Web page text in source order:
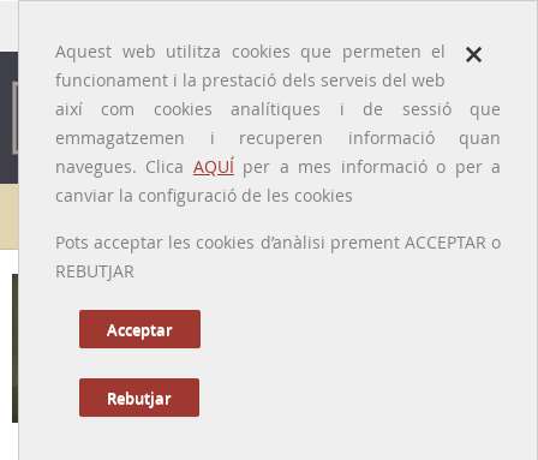
×
Aquest web utilitza cookies que permeten el
funcionament i la prestació dels serveis del web
així com cookies analítiques i de sessió que
emmagatzemen i recuperen informació quan
navegues. Clica AQUÍper a mes informació o per a
canviar la configuració de les cookies
Pots acceptar les cookies d’anàlisi prement ACCEPTAR o
REBUTJAR
Acceptar
Rebutjar
Galeria de metges
[Barcelona, 31/01/1878 – Madrid, 14/06/1960]